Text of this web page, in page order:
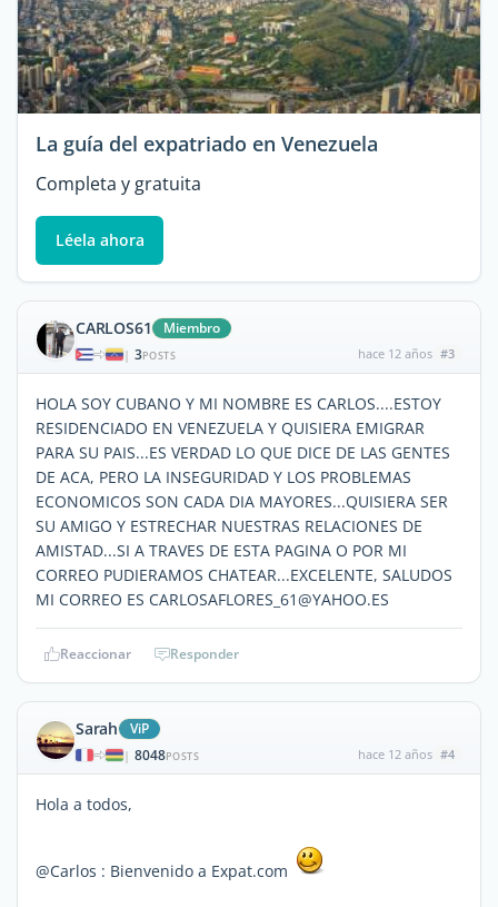
La guía del expatriado en Venezuela
Completa y gratuita
Léela ahora
CARLOS61 Miembro
| 3POSTS hace 12 años #3
HOLA SOY CUBANO Y MI NOMBRE ES CARLOS....ESTOY
RESIDENCIADO EN VENEZUELA Y QUISIERA EMIGRAR
PARA SU PAIS...ES VERDAD LO QUE DICE DE LAS GENTES
DE ACA, PERO LA INSEGURIDAD Y LOS PROBLEMAS
ECONOMICOS SON CADA DIA MAYORES...QUISIERA SER
SU AMIGO Y ESTRECHAR NUESTRAS RELACIONES DE
AMISTAD...SI A TRAVES DE ESTA PAGINA O POR MI
CORREO PUDIERAMOS CHATEAR...EXCELENTE, SALUDOS
MI CORREO ES CARLOSAFLORES_61@YAHOO.ES
Reaccionar Responder
Sarah ViP
| 8048POSTS hace 12 años #4
Hola a todos,
@Carlos : Bienvenido a Expat.com